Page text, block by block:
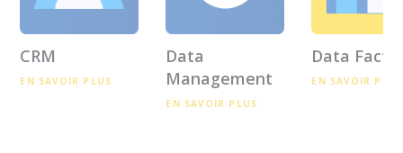
CRM
EN SAVOIR PLUS
Data
Management
EN SAVOIR PLUS
Data
EN SAVOIR PLUS